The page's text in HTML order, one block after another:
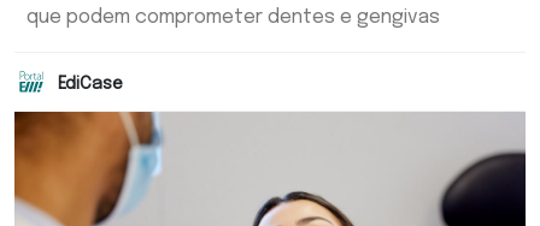
que podem comprometer dentes e gengivas
EdiCase